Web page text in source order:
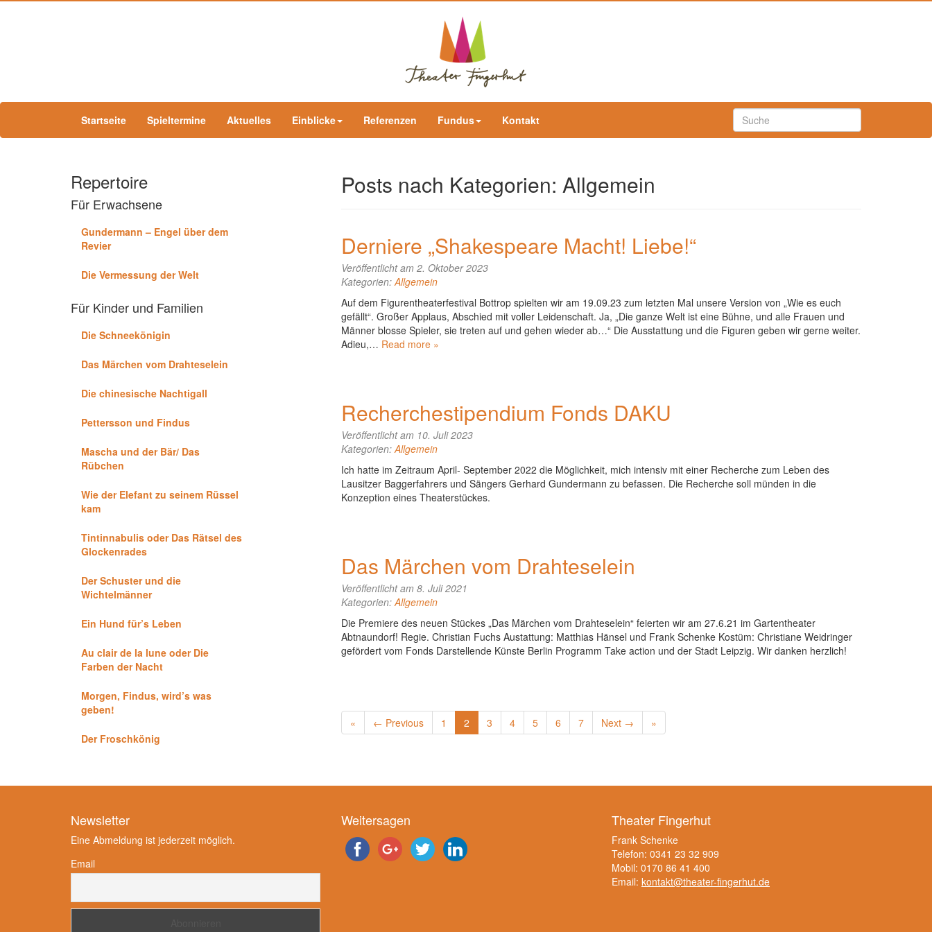
Startseite Spieltermine Aktuelles Einblicke Referenzen Fundus Kontakt
Repertoire
Für Erwachsene
Gundermann – Engel über dem
Revier
Die Vermessung der Welt
Für Kinder und Familien
Die Schneekönigin
Das Märchen vom Drahteselein
Die chinesische Nachtigall
Pettersson und Findus
Mascha und der Bär/ Das
Rübchen
Wie der Elefant zu seinem Rüssel
kam
Tintinnabulis oder Das Rätsel des
Glockenrades
Der Schuster und die
Wichtelmänner
Ein Hund für’s Leben
Au clair de la lune oder Die
Farben der Nacht
Morgen, Findus, wird’s was
geben!
Der Froschkönig
Posts nach Kategorien: Allgemein
Derniere „Shakespeare Macht! Liebe!“
Veröffentlicht am 2. Oktober 2023
Kategorien:Allgemein
Auf dem Figurentheaterfestival Bottrop spielten wir am 19.09.23 zum letzten Mal unsere Version von „Wie es euch
gefällt“. Großer Applaus, Abschied mit voller Leidenschaft. Ja, „Die ganze Welt ist eine Bühne, und alle Frauen und
Männer blosse Spieler, sie treten auf und gehen wieder ab…“ Die Ausstattung und die Figuren geben wir gerne weiter.
Adieu,… Read more »
Recherchestipendium Fonds DAKU
Veröffentlicht am 10. Juli 2023
Kategorien:Allgemein
Ich hatte im Zeitraum April- September 2022 die Möglichkeit, mich intensiv mit einer Recherche zum Leben des
Lausitzer Baggerfahrers und Sängers Gerhard Gundermann zu befassen. Die Recherche soll münden in die
Konzeption eines Theaterstückes.
Das Märchen vom Drahteselein
Veröffentlicht am 8. Juli 2021
Kategorien:Allgemein
Die Premiere des neuen Stückes „Das Märchen vom Drahteselein“ feierten wir am 27.6.21 im Gartentheater
Abtnaundorf! Regie. Christian Fuchs Austattung: Matthias Hänsel und Frank Schenke Kostüm: Christiane Weidringer
gefördert vom Fonds Darstellende Künste Berlin Programm Take action und der Stadt Leipzig. Wir danken herzlich!
« ← Previous 1 2 3 4 5 6 7 Next → »
Newsletter
Eine Abmeldung ist jederzeit möglich.
Email
Weitersagen Theater Fingerhut
Frank Schenke
Telefon: 0341 23 32 909
Mobil: 0170 86 41 400
Email: kontakt@theater-fingerhut.de